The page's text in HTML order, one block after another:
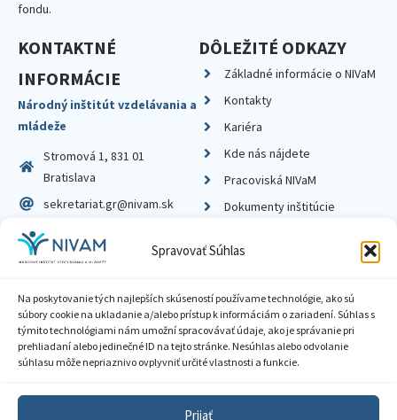
Spravovať Súhlas
Na poskytovanie tých najlepších skúseností používame technológie, ako sú
súbory cookie na ukladanie a/alebo prístup k informáciám o zariadení. Súhlas s
týmito technológiami nám umožní spracovávať údaje, ako je správanie pri
prehliadaní alebo jedinečné ID na tejto stránke. Nesúhlas alebo odvolanie
súhlasu môže nepriaznivo ovplyvniť určité vlastnosti a funkcie.
Prijať
fondu.
KONTAKTNÉ
INFORMÁCIE
Národný inštitút vzdelávania a
mládeže
Stromová 1, 831 01
Bratislava
sekretariat.gr@nivam.sk
IČO: 00164348
DIČ: 2020798714
DÔLEŽITÉ ODKAZY
Základné informácie o NIVaM
Kontakty
Kariéra
Kde nás nájdete
Pracoviská NIVaM
Dokumenty inštitúcie
Zásady ochrany súkromia